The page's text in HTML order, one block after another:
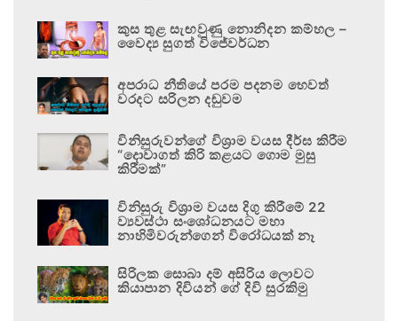
කුස තුළ සැඟවුණු නොනිදන කම්හල –
වෛද්‍ය සුගත් විජේවර්ධන
අපරාධ නීතියේ පරම පදනම හෙවත්
වරදට සරිලන දඬුවම
විනිසුරුවන්ගේ විශ්‍රාම වයස දීර්ඝ කිරීම
“දොවාගත් කිරි කළයට ගොම මුසු
කිරීමක්”
විනිසුරු විශ්‍රාම වයස දිගු කිරීමේ 22
ව්‍යවස්ථා සංශෝධනයට මහා
නාහිමිවරුන්ගෙන් විරෝධයක් නෑ
සිරිලක සොබා දම් අසිරිය ලොවට
කියාපාන දිවියන් ගේ දිවි සුරකිමු